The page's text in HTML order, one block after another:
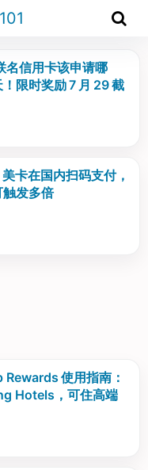
名信用卡该申请哪
限时奖励 7 月 29 截
卡在国内扫码支付，
发多倍
使用指南：
Hotels，可住高端